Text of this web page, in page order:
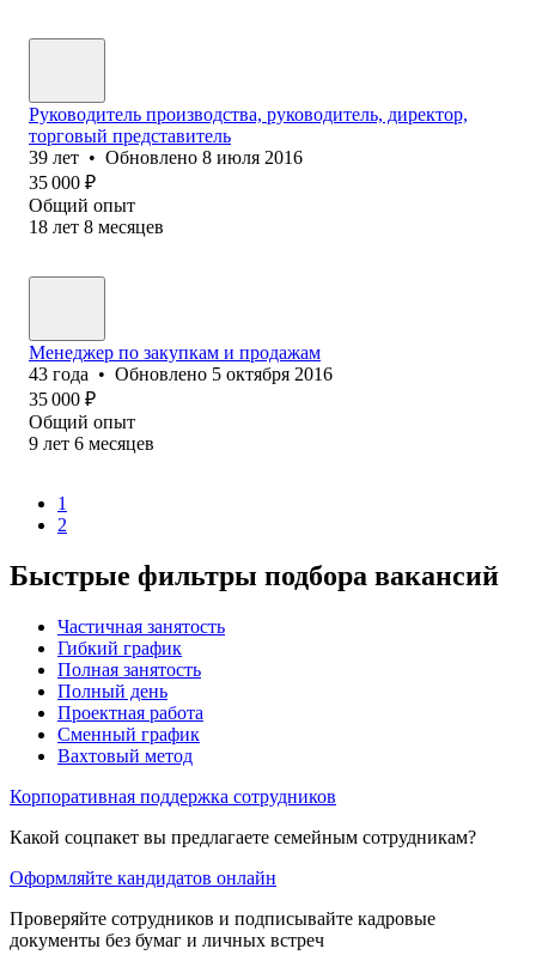
Руководитель производства, руководитель, директор,
торговый представитель
39 лет • Обновлено 8 июля 2016
35 000 ₽
Общий опыт
18 лет 8 месяцев
Менеджер по закупкам и продажам
43 года • Обновлено 5 октября 2016
35 000 ₽
Общий опыт
9 лет 6 месяцев
1
2
Быстрые фильтры подбора вакансий
Частичная занятость
Гибкий график
Полная занятость
Полный день
Проектная работа
Сменный график
Вахтовый метод
Корпоративная поддержка сотрудников
Какой соцпакет вы предлагаете семейным сотрудникам?
Оформляйте кандидатов онлайн
Проверяйте сотрудников и подписывайте кадровые
документы без бумаг и личных встреч